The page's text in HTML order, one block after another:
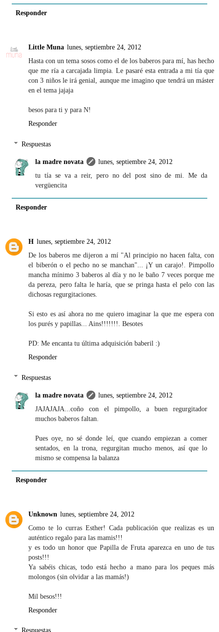
Responder
Little Muna lunes, septiembre 24, 2012
Hasta con un tema sosos como el de los baberos para mí, has hecho
que me ría a carcajada limpia. Le pasaré esta entrada a mi tía que
con 3 niños le irá genial, aunque me imagino que tendrá un máster
en el tema jajaja
besos para ti y para N!
Responder
Respuestas
la madre novata
lunes, septiembre 24, 2012
tu tía se va a reir, pero no del post sino de mi. Me da
vergüencita
Responder
H lunes, septiembre 24, 2012
De los baberos me dijeron a mí "Al principio no hacen falta, con
el biberón o el pecho no se manchan"... ¡Y un carajo!. Pimpollo
mancha mínimo 3 baberos al día y no le baño 7 veces porque me
da pereza, pero falta le haría, que se pringa hasta el pelo con las
dichosas regurgitaciones.
Si esto es así ahora no me quiero imaginar la que me espera con
los purés y papillas... Ains!!!!!!!. Besotes
PD: Me encanta tu última adquisición baberil :)
Responder
Respuestas
la madre novata
lunes, septiembre 24, 2012
JAJAJAJA...coño con el pimpollo, a buen regurgitador
muchos baberos faltan.
Pues oye, no sé donde leí, que cuando empiezan a comer
sentados, en la trona, regurgitan mucho menos, así que lo
mismo se compensa la balanza
Responder
Unknown lunes, septiembre 24, 2012
Como te lo curras Esther! Cada publicación que realizas es un
auténtico regalo para las mamis!!!
y es todo un honor que Papilla de Fruta aparezca en uno de tus
posts!!!
Ya sabéis chicas, todo está hecho a mano para los peques más
molongos (sin olvidar a las mamás!)
Mil besos!!!
Responder
Respuestas